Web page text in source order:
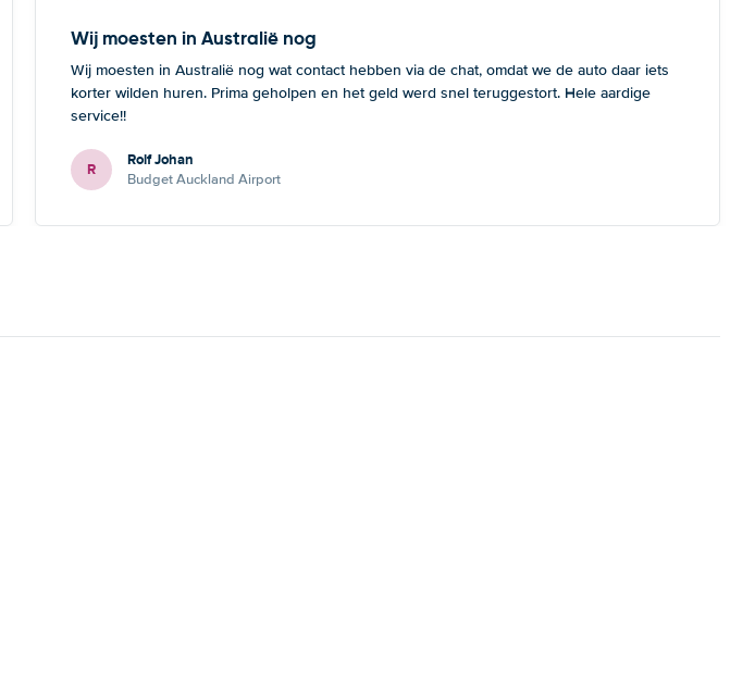
Wij moesten in Australië nog
Wij moesten in Australië nog wat contact hebben via de chat, omdat we de auto daar iets
korter wilden huren. Prima geholpen en het geld werd snel teruggestort. Hele aardige
service!!
R Rolf Johan
Budget Auckland Airport